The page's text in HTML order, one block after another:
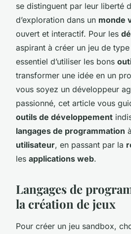
se distinguent par leur liberté
d’exploration dans un monde
ouvert et interactif. Pour les
aspirant à créer un jeu de type
essentiel d’utiliser les bons
transformer une idée en un
vous soyez un développeur
passionné, cet article vous
outils de développement
langages de programmation
utilisateur, en passant par la
les applications web.
Langages de
la création de jeux
Pour créer un jeu sandbox,